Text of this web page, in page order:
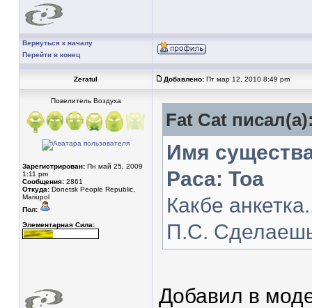
Вернуться к началу
Перейти в конец
Zeratul Добавлено: Пт мар 12, 2010 8:49 pm
Повелитель Воздуха
Зарегистрирован: Пн май 25, 2009
1:11 pm
Сообщения: 2861
Откуда: Donetsk People Republic,
Mariupol
Пол:
Элементарная Сила:
Fat Cat
Имя
Раса: Тоа
Какбе
П.С.
Добавил в